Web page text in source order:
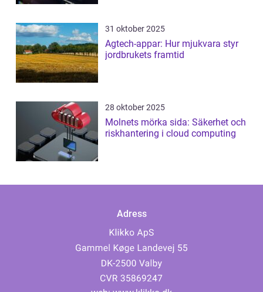
31 oktober 2025
Agtech-appar: Hur mjukvara styr
jordbrukets framtid
28 oktober 2025
Molnets mörka sida: Säkerhet och
riskhantering i cloud computing
Adress